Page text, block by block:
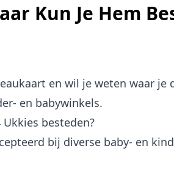
Kun Je Hem
en wil je weten waar je
en babywinkels.
besteden?
bij diverse baby- en